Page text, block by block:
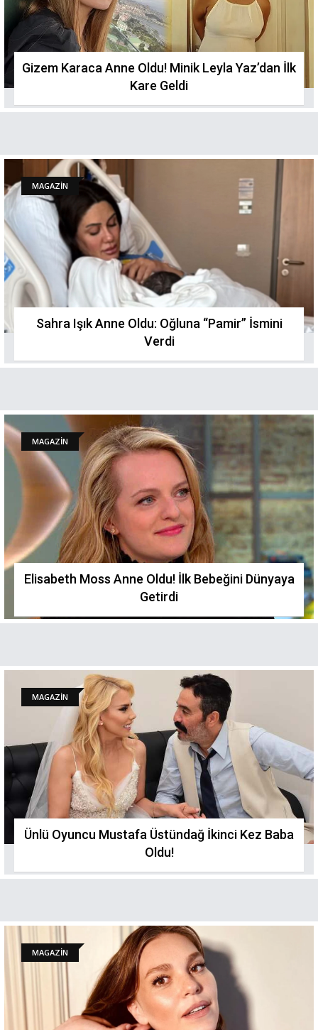
Gizem Karaca Anne Oldu! Minik Leyla Yaz’dan İlk
Kare Geldi
MAGAZİN
Sahra Işık Anne Oldu: Oğluna “Pamir” İsmini
Verdi
MAGAZİN
Elisabeth Moss Anne Oldu! İlk Bebeğini Dünyaya
Getirdi
MAGAZİN
Ünlü Oyuncu Mustafa Üstündağ İkinci Kez Baba
Oldu!
MAGAZİN